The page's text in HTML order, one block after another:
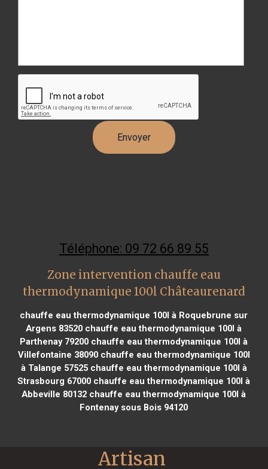
Téléphone: 09 72 66 89 55
Zone intervention chauffe eau
thermodynamique 100l Châteaurenard
chauffe eau thermodynamique 100l à Roquebrune sur
Argens 83520 chauffe eau thermodynamique 100l à
Parthenay 79200 chauffe eau thermodynamique 100l à
Villefontaine 38090chauffe eau thermodynamique 100l
à Talange 57525chauffe eau thermodynamique 100l à
Strasbourg 67000 chauffe eau thermodynamique 100l à
Abbeville 80132 chauffe eau thermodynamique 100l à
Fontenay sous Bois 94120
Artisan